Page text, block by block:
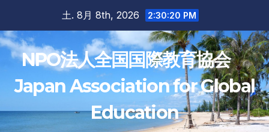
content
土. 8月 8th, 2026 2:30:21 PM
NPO法人全国国際教育協会
Japan Association for Global
Education